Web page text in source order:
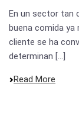
En un sector tan
buena comida ya
cliente se ha
determinan [...]
Read More